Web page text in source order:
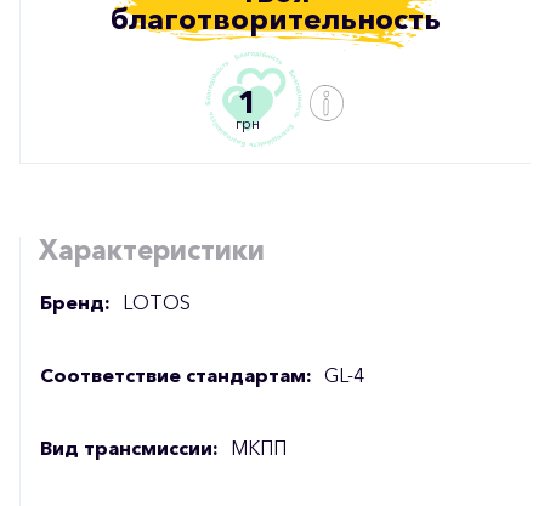
благотворительность
1
грн
Характеристики
Бренд: LOTOS
Соответствие стандартам: GL-4
Вид трансмиссии: МКПП